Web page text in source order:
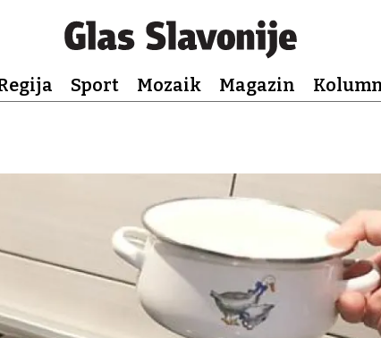
Sport Mozaik Magazin